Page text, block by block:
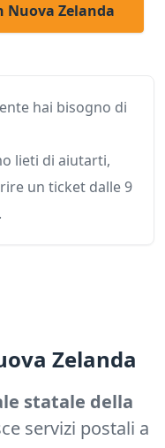
Nuova Zelanda
hai bisogno di
lieti di aiutarti,
un ticket dalle 9
Zelanda
statale della
servizi postali a